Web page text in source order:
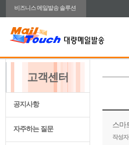
비즈니스 메일발송 솔루션
고객센터
공지사항
자주하는 질문
스마
작성